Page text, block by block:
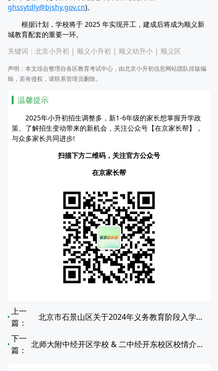
ghssytdly@bjshy.gov.cn)。
根据计划，学校将于 2025 年实现开工，建成后将成为顺义新
城教育配套的重要一环。
关键词： 北京小升初 | 顺义小升初 | 顺义幼升小 | 顺义区
声明：本文综合整理自各区教育考试中心，由北京小升初信息网站团队排版编
辑，若有侵权，请联系管理员删除。
温馨提示
2025年小升初招生调整多，新1-6年级的家长想掌握升学政
策、了解招生变动带来的新机会，关注公众号【在京家长帮】，
与众多家长共同进步!
扫描下方二维码，关注官方公众号
在京家长帮
上一
篇：
北京市石景山区关于2024年义务教育阶段入学工作的意见
下一
篇：
北师大附中经开区学校 & 二中经开东校区校情介绍：设计亮点与功能布局全解析